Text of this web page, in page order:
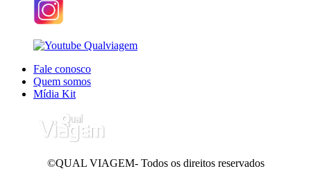
Fale conosco
Quem somos
Mídia Kit
©QUAL VIAGEM- Todos os direitos reservados